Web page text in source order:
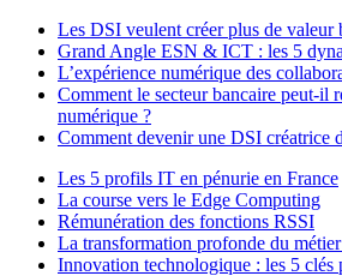
Les DSI veulent créer plus de valeur
Grand Angle ESN & ICT : les 5
L’expérience numérique des
Comment le secteur bancaire peut-il
numérique ?
Comment devenir une DSI créatrice
Les 5 profils IT en pénurie en France
La course vers le Edge Computing
Rémunération des fonctions RSSI
La transformation profonde du
Innovation technologique : les 5 clés